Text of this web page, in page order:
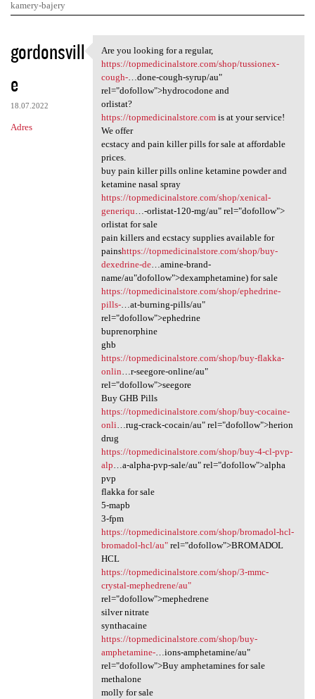
kamery-bajery
K
o
m
e
n
gordonsvill
e
18.07.2022
Adres
Are you looking for a regular
Are you looking for a regular,
https://topmedicinalstore.com/shop/tussionex-
cough-…done-cough-syrup/au"
rel="dofollow">hydrocodone and
orlistat?
https://topmedicinalstore.comis at your service!
We offer
ecstacy and pain killer pills for sale at affordable
prices.
buy pain killer pills online ketamine powder and
ketamine nasal spray
https://topmedicinalstore.com/shop/xenical-
generiqu …-orlistat-120-mg/au" rel="dofollow">
orlistat for sale
pain killers and ecstacy supplies available for
painshttps://topmedicinalstore.com/shop/buy-
dexedrine-de…amine-brand-
name/au"dofollow">dexamphetamine) for sale
https://topmedicinalstore.com/shop/ephedrine-
pills-…at-burning-pills/au"
rel="dofollow">ephedrine
buprenorphine
ghb
https://topmedicinalstore.com/shop/buy-flakka-
onlin …r-seegore-online/au"
rel="dofollow">seegore
Buy GHB Pills
https://topmedicinalstore.com/shop/buy-cocaine-
onli …rug-crack-cocain/au" rel="dofollow">herion
drug
https://topmedicinalstore.com/shop/buy-4-cl-pvp-
alp …a-alpha-pvp-sale/au" rel="dofollow">alpha
pvp
flakka for sale
5-mapb
3-fpm
https://topmedicinalstore.com/shop/bromadol-hcl-
bromadol-hcl/au"rel="dofollow">BROMADOL
HCL
https://topmedicinalstore.com/shop/3-mmc-
crystal-mephedrene/au"
rel="dofollow">mephedrene
silver nitrate
synthacaine
https://topmedicinalstore.com/shop/buy-
amphetamine-…ions-amphetamine/au"
rel="dofollow">Buy amphetamines for sale
methalone
molly for sale